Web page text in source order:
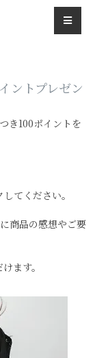
ュー
ントプレゼン
き100ポイントを
てください。
商品の感想やご要
ます。